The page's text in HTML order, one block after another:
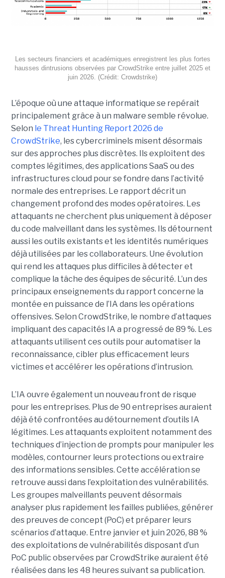
Les secteurs financiers et académiques enregistrent les plus fortes
hausses dintrusions observées par CrowdStrike entre juillet 2025 et
juin 2026. (Crédit: Crowdstrike)
L’époque où une attaque informatique se repérait
principalement grâce à un malware semble révolue.
Selon le Threat Hunting Report 2026 de
CrowdStrike, les cybercriminels misent désormais
sur des approches plus discrètes. Ils exploitent des
comptes légitimes, des applications SaaS ou des
infrastructures cloud pour se fondre dans l’activité
normale des entreprises. Le rapport décrit un
changement profond des modes opératoires. Les
attaquants ne cherchent plus uniquement à déposer
du code malveillant dans les systèmes. Ils détournent
aussi les outils existants et les identités numériques
déjà utilisées par les collaborateurs. Une évolution
qui rend les attaques plus difficiles à détecter et
complique la tâche des équipes de sécurité. L’un des
principaux enseignements du rapport concerne la
montée en puissance de l’IA dans les opérations
offensives. Selon CrowdStrike, le nombre d’attaques
impliquant des capacités IA a progressé de 89 %. Les
attaquants utilisent ces outils pour automatiser la
reconnaissance, cibler plus efficacement leurs
victimes et accélérer les opérations d’intrusion.
L’IA ouvre également un nouveau front de risque
pour les entreprises. Plus de 90 entreprises auraient
déjà été confrontées au détournement d’outils IA
légitimes. Les attaquants exploitent notamment des
techniques d’injection de prompts pour manipuler les
modèles, contourner leurs protections ou extraire
des informations sensibles. Cette accélération se
retrouve aussi dans l’exploitation des vulnérabilités.
Les groupes malveillants peuvent désormais
analyser plus rapidement les failles publiées, générer
des preuves de concept (PoC) et préparer leurs
scénarios d’attaque. Entre janvier et juin 2026, 88 %
des exploitations de vulnérabilités disposant d’un
PoC public observées par CrowdStrike auraient été
réalisées dans les 48 heures suivant sa publication.